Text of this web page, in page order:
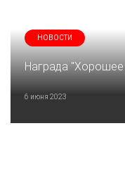
НОВОСТИ
Награда
6 июня 2023